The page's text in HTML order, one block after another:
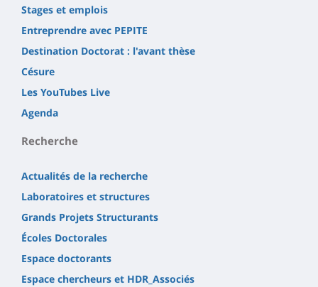
Stages et emplois
Entreprendre avec PEPITE
Destination Doctorat : l'avant thèse
Césure
Les YouTubes Live
Agenda
Recherche
Actualités de la recherche
Laboratoires et structures
Grands Projets Structurants
Écoles Doctorales
Espace doctorants
Espace chercheurs et HDR_Associés